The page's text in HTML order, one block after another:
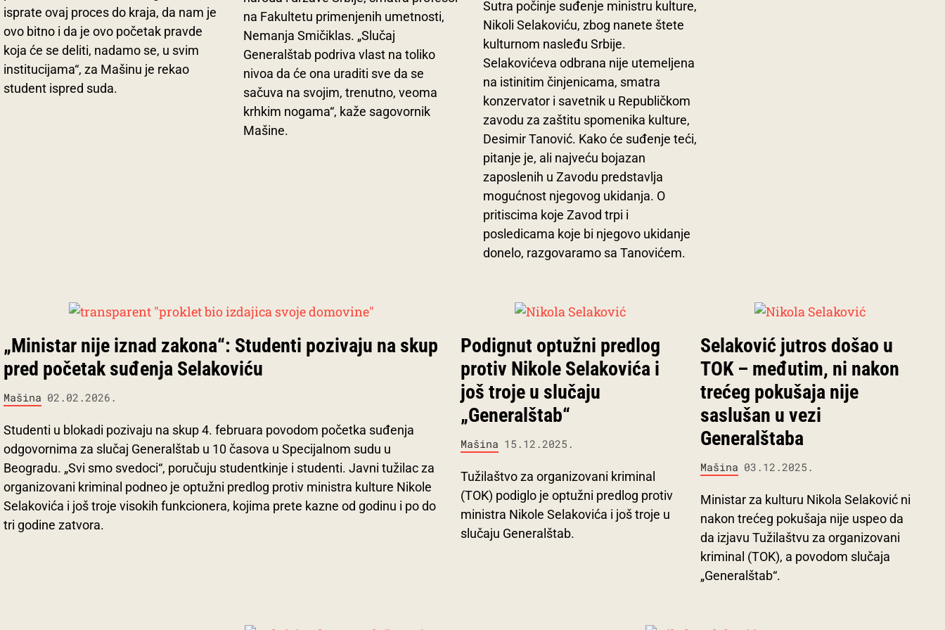
isprate ovaj proces do kraja, da nam je
ovo bitno i da je ovo početak pravde
koja će se deliti, nadamo se, u svim
institucijama“, za Mašinu je rekao
student ispred suda.
na Fakultetu primenjenih umetnosti,
Nemanja Smičiklas. „Slučaj
Generalštab podriva vlast na toliko
nivoa da će ona uraditi sve da se
sačuva na svojim, trenutno, veoma
krhkim nogama“, kaže sagovornik
Mašine.
Sutra počinje suđenje ministru kulture,
Nikoli Selakoviću, zbog nanete štete
kulturnom nasleđu Srbije.
Selakovićeva odbrana nije utemeljena
na istinitim činjenicama, smatra
konzervator i savetnik u Republičkom
zavodu za zaštitu spomenika kulture,
Desimir Tanović. Kako će suđenje teći,
pitanje je, ali najveću bojazan
zaposlenih u Zavodu predstavlja
mogućnost njegovog ukidanja. O
pritiscima koje Zavod trpi i
posledicama koje bi njegovo ukidanje
donelo, razgovaramo sa Tanovićem.
„Ministar nije iznad zakona“: Studenti pozivaju na skup
pred početak suđenja Selakoviću
Mašina 02.02.2026.
Studenti u blokadi pozivaju na skup 4. februara povodom početka suđenja
odgovornima za slučaj Generalštab u 10 časova u Specijalnom sudu u
Beogradu. „Svi smo svedoci“, poručuju studentkinje i studenti. Javni tužilac za
organizovani kriminal podneo je optužni predlog protiv ministra kulture Nikole
Selakovića i još troje visokih funkcionera, kojima prete kazne od godinu i po do
tri godine zatvora.
Podignut optužni predlog
protiv Nikole Selakovića i
još troje u slučaju
„Generalštab“
Mašina 15.12.2025.
Tužilaštvo za organizovani kriminal
(TOK) podiglo je optužni predlog protiv
ministra Nikole Selakovića i još troje u
slučaju Generalštab.
Selaković jutros došao u
TOK – međutim, ni nakon
trećeg pokušaja nije
saslušan u vezi
Generalštaba
Mašina 03.12.2025.
Ministar za kulturu Nikola Selaković ni
nakon trećeg pokušaja nije uspeo da
da izjavu Tužilaštvu za organizovani
kriminal (TOK), a povodom slučaja
„Generalštab“.